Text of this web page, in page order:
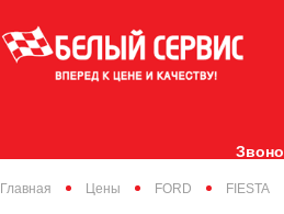
Главная Цены FORD FIESTA